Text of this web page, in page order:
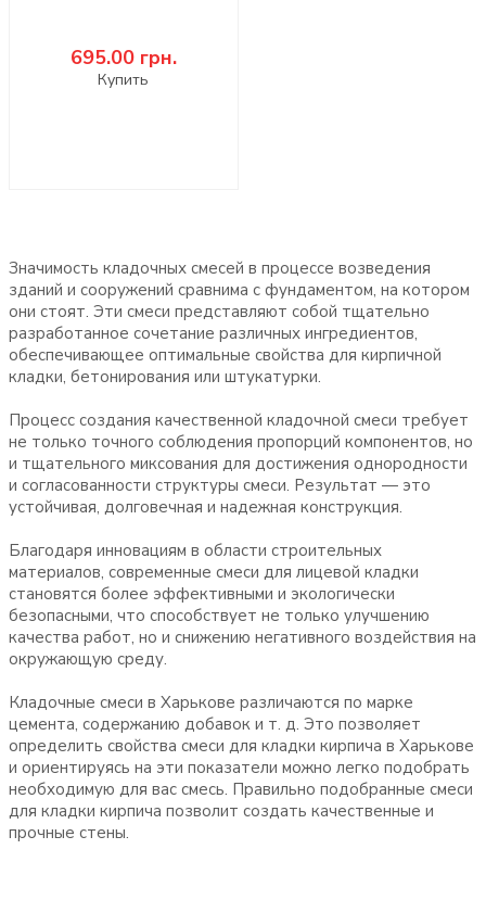
695.00грн.
Купить
Значимость кладочных смесей в процессе возведения
зданий и сооружений сравнима с фундаментом, на котором
они стоят. Эти смеси представляют собой тщательно
разработанное сочетание различных ингредиентов,
обеспечивающее оптимальные свойства для кирпичной
кладки, бетонирования или штукатурки.
Процесс создания качественной кладочной смеси требует
не только точного соблюдения пропорций компонентов, но
и тщательного миксования для достижения однородности
и согласованности структуры смеси. Результат — это
устойчивая, долговечная и надежная конструкция.
Благодаря инновациям в области строительных
материалов, современные смеси для лицевой кладки
становятся более эффективными и экологически
безопасными, что способствует не только улучшению
качества работ, но и снижению негативного воздействия на
окружающую среду.
Кладочные смеси в Харькове различаются по марке
цемента, содержанию добавок и т. д. Это позволяет
определить свойства смеси для кладки кирпича в Харькове
и ориентируясь на эти показатели можно легко подобрать
необходимую для вас смесь. Правильно подобранные смеси
для кладки кирпича позволит создать качественные и
прочные стены.